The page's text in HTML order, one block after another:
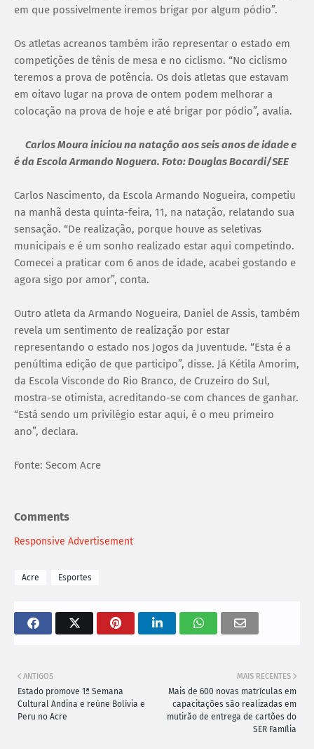
em que possivelmente iremos brigar por algum pódio”.
Os atletas acreanos também irão representar o estado em
competições de tênis de mesa e no ciclismo. “No ciclismo
teremos a prova de potência. Os dois atletas que estavam
em oitavo lugar na prova de ontem podem melhorar a
colocação na prova de hoje e até brigar por pódio”, avalia.
Carlos Moura iniciou na natação aos seis anos de idade e
é da Escola Armando Noguera. Foto: Douglas Bocardi/SEE
Carlos Nascimento, da Escola Armando Nogueira, competiu
na manhã desta quinta-feira, 11, na natação, relatando sua
sensação. “De realização, porque houve as seletivas
municipais e é um sonho realizado estar aqui competindo.
Comecei a praticar com 6 anos de idade, acabei gostando e
agora sigo por amor”, conta.
Outro atleta da Armando Nogueira, Daniel de Assis, também
revela um sentimento de realização por estar
representando o estado nos Jogos da Juventude. “Esta é a
penúltima edição de que participo”, disse. Já Kétila Amorim,
da Escola Visconde do Rio Branco, de Cruzeiro do Sul,
mostra-se otimista, acreditando-se com chances de ganhar.
“Está sendo um privilégio estar aqui, é o meu primeiro
ano”, declara.
Fonte: Secom Acre
Comments
Responsive Advertisement
Acre Esportes
MAIS RECENTES
Mais de 600 novas matrículas em
capacitações são realizadas em
mutirão de entrega de cartões do
SER Família
ANTIGOS
Estado promove 1ª Semana
Cultural Andina e reúne Bolívia e
Peru no Acre